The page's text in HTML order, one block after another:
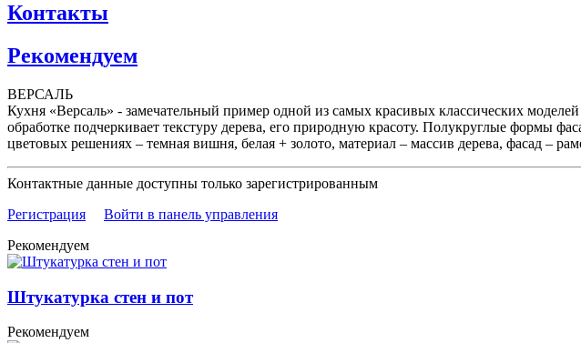
Контакты
Рекомендуем
ВЕРСАЛЬ
Кухня «Версаль» - замечательный пример одной из самых красивых классических
обработке подчеркивает текстуру дерева, его природную красоту. Полукруглые формы
цветовых решениях – темная вишня, белая + золото, материал – массив дерева, фасад –
Контактные данные доступны только зарегистрированным
Регистрация
Войти в панель управления
Рекомендуем
Штукатурка стен и пот
Рекомендуем